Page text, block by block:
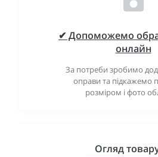
✔ Допоможемо
онлайн
За потреби зробимо
оправи та підкажемо
розміром і фото
Огляд